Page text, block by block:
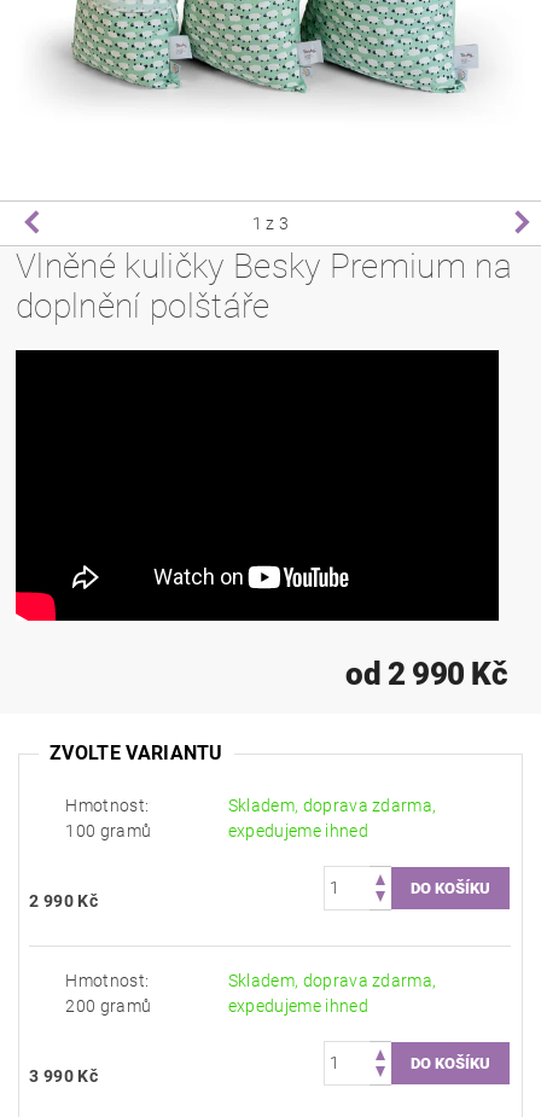
1 z 3
Vlněné kuličky Besky Premium na
doplnění polštáře
od 2 990 Kč
ZVOLTE VARIANTU
Hmotnost:
100 gramů
Skladem, doprava zdarma,
expedujeme ihned
2 990 Kč
Hmotnost:
200 gramů
Skladem, doprava zdarma,
expedujeme ihned
3 990 Kč